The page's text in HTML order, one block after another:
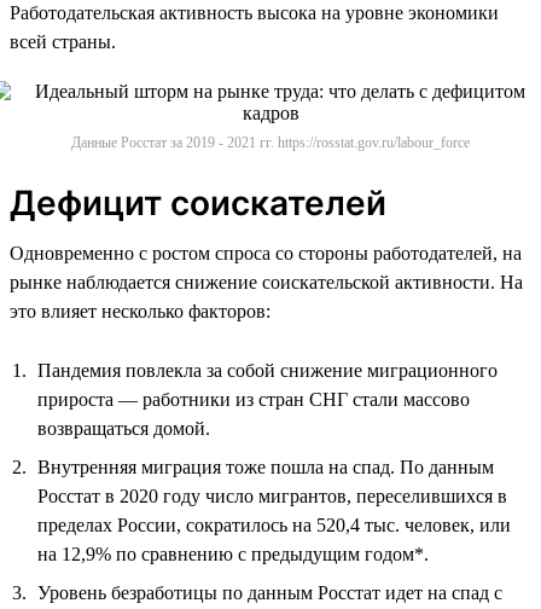
Работодательская активность высока на уровне экономики
всей страны.
Данные Росстат за 2019 - 2021 гг. https://rosstat.gov.ru/labour_force
Дефицит соискателей
Одновременно с ростом спроса со стороны работодателей, на
рынке наблюдается снижение соискательской активности. На
это влияет несколько факторов:
Пандемия повлекла за собой снижение миграционного
прироста — работники из стран СНГ стали массово
возвращаться домой.
Внутренняя миграция тоже пошла на спад. По данным
Росстат в 2020 году число мигрантов, переселившихся в
пределах России, сократилось на 520,4 тыс. человек, или
на 12,9% по сравнению с предыдущим годом*.
Уровень безработицы по данным Росстат идет на спад с